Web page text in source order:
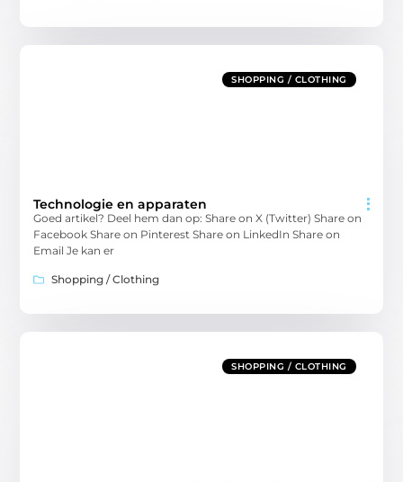
SHOPPING / CLOTHING
Technologie en apparaten
Goed artikel? Deel hem dan op: Share on X (Twitter) Share on
Facebook Share on Pinterest Share on LinkedIn Share on
Email Je kan er
Shopping / Clothing
SHOPPING / CLOTHING